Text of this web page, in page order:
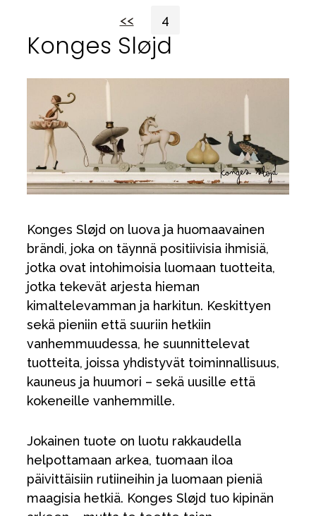
<< 4
Konges Sløjd
Konges Sløjd on luova ja huomaavainen
brändi, joka on täynnä positiivisia ihmisiä,
jotka ovat intohimoisia luomaan tuotteita,
jotka tekevät arjesta hieman
kimaltelevamman ja harkitun. Keskittyen
sekä pieniin että suuriin hetkiin
vanhemmuudessa, he suunnittelevat
tuotteita, joissa yhdistyvät toiminnallisuus,
kauneus ja huumori – sekä uusille että
kokeneille vanhemmille.
Jokainen tuote on luotu rakkaudella
helpottamaan arkea, tuomaan iloa
päivittäisiin rutiineihin ja luomaan pieniä
maagisia hetkiä. Konges Sløjd tuo kipinän